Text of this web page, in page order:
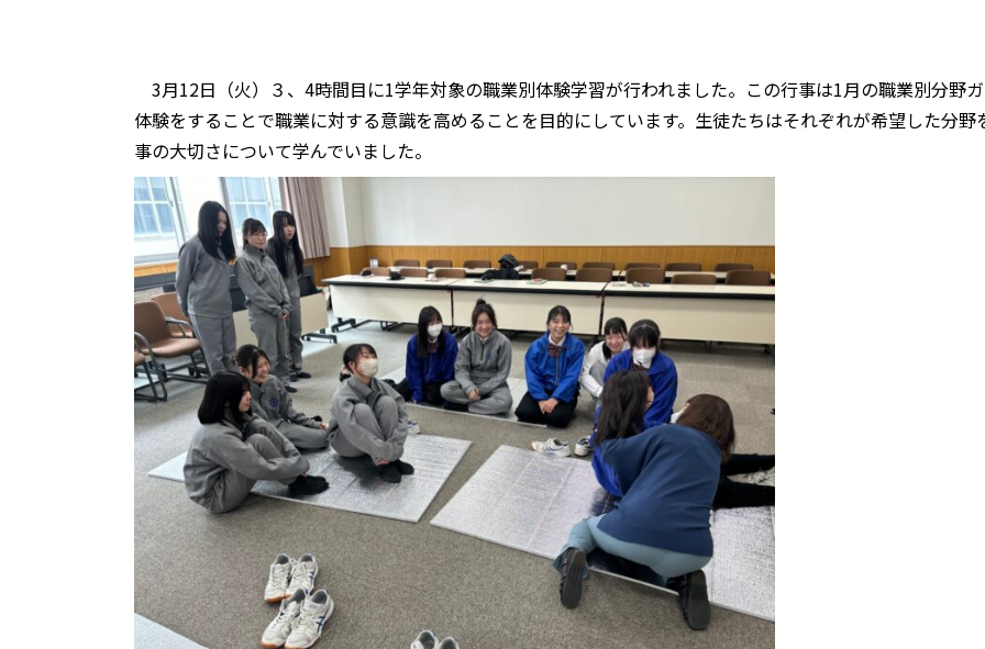
3月12日（火）３、4時間目に1学年対象の職業別体験学習が行われました。この行事は1月の職業別分野
体験をすることで職業に対する意識を高めることを目的にしています。生徒たちはそれぞれが希望した分
事の大切さについて学んでいました。